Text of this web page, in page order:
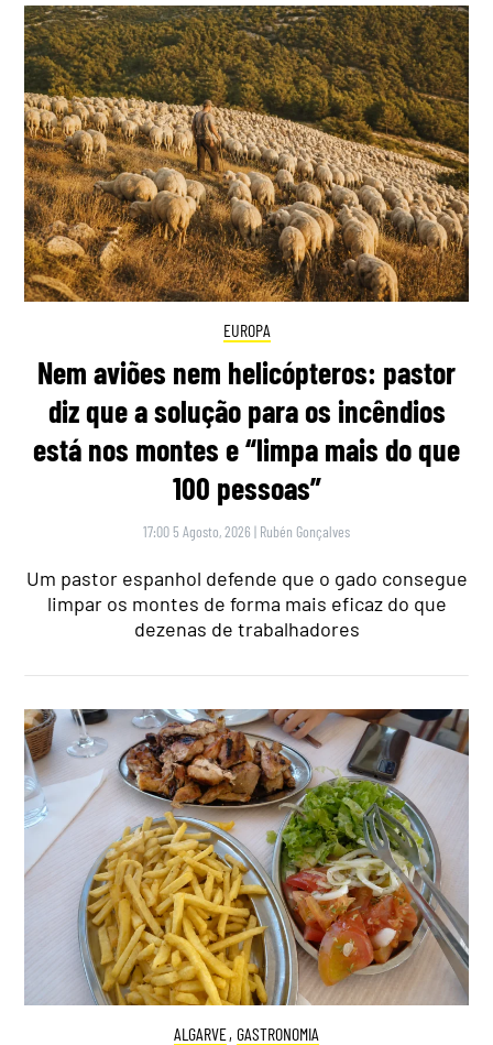
EUROPA
Nem aviões nem helicópteros: pastor
diz que a solução para os incêndios
está nos montes e “limpa mais do que
100 pessoas”
17:00 5 Agosto, 2026 | Rubén Gonçalves
Um pastor espanhol defende que o gado consegue
limpar os montes de forma mais eficaz do que
dezenas de trabalhadores
ALGARVE, GASTRONOMIA